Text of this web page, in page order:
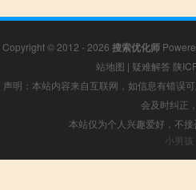
Copyright © 2012 - 2026 搜索优化师
站地图 | 疑难解答 陕
声明：本站内容来自互联网，如信息有错误
会及时纠正
本站仅为个人兴趣爱好，不
小男孩